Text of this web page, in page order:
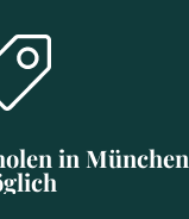
in München